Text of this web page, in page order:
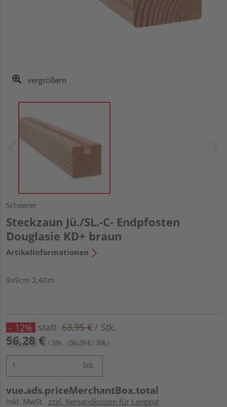
vergrößern
Scheerer
Steckzaun Jü./SL.-C- Endpfosten
Douglasie KD+ braun
Artikelinformationen
9x9cm 2,40m
- 12% statt 63,95 € / Stk.
56,28 € / Stk. (56,28 € / Stk.)
Stk.
vue.ads.priceMerchantBox.total
inkl. MwSt. zzgl. Versandkosten für Langgut